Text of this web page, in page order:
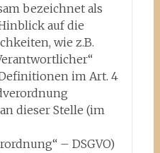
bezeichnet als
auf die
wie z.B.
im Art. 4
dieser Stelle (im
– DSGVO)